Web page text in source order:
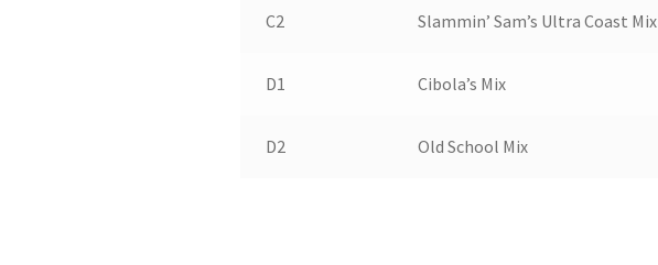
C2 Slammin’ Sam’s Ultra Coast Mix
D1 Cibola’s Mix
D2 Old School Mix